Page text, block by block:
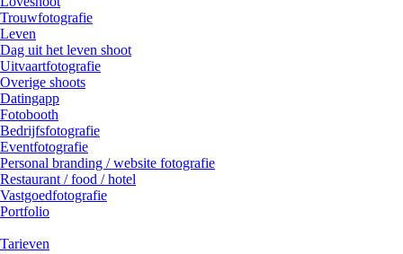
Trouwfotografie
Leven
Dag uit het leven shoot
Uitvaartfotografie
Overige shoots
Datingapp
Fotobooth
Bedrijfsfotografie
Eventfotografie
Personal branding / website fotografie
Restaurant / food / hotel
Vastgoedfotografie
Portfolio
Tarieven